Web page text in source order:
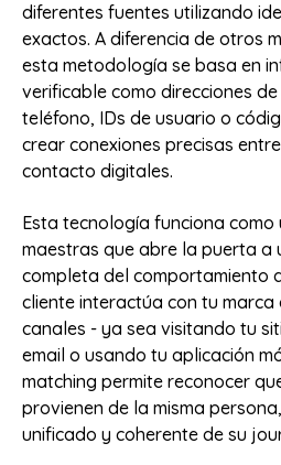
diferentes fuentes utilizando
exactos. A diferencia de otros
esta metodología se basa en
verificable como direcciones
teléfono, IDs de usuario o
crear conexiones precisas
contacto digitales.
Esta tecnología funciona como
maestras que abre la puerta a
completa del comportamiento
cliente interactúa con tu
canales - ya sea visitando tu
email o usando tu aplicación
matching permite reconocer
provienen de la misma
unificado y coherente de su